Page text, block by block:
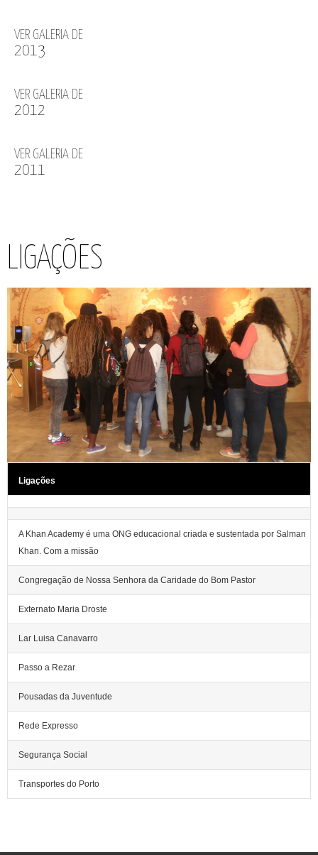
VER GALERIA DE
2013
VER GALERIA DE
2012
VER GALERIA DE
2011
LIGAÇÕES
Ligações
A Khan Academy é uma ONG educacional criada e sustentada por Salman
Khan. Com a missão
Congregação de Nossa Senhora da Caridade do Bom Pastor
Externato Maria Droste
Lar Luisa Canavarro
Passo a Rezar
Pousadas da Juventude
Rede Expresso
Segurança Social
Transportes do Porto